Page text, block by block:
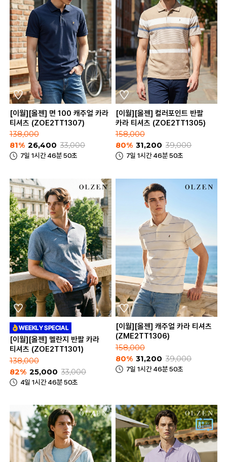
[이월][올젠] 면 100 캐주얼 카라
티셔츠 (ZOE2TT1307)
138,000
81% 26,400 33,000
7일 1시간 46분 50초
[이월][올젠] 컬러포인트 반팔
카라 티셔츠 (ZOE2TT1305)
158,000
80% 31,200 39,000
7일 1시간 46분 50초
[이월][올젠] 멜란지 반팔 카라
티셔츠 (ZOE2TT1301)
138,000
82% 25,000 33,000
4일 1시간 46분 50초
[이월][올젠] 캐주얼 카라 티셔츠
(ZME2TT1306)
158,000
80% 31,200 39,000
7일 1시간 46분 50초